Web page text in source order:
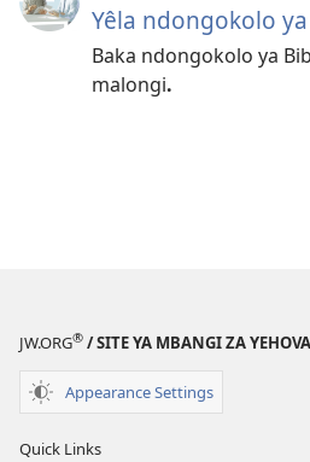
Yêla ndongokolo
Baka ndongokolo ya
malongi.
JW.ORG® / SITE YA MBANGI ZA YEHOVA
Appearance Settings
Quick Links